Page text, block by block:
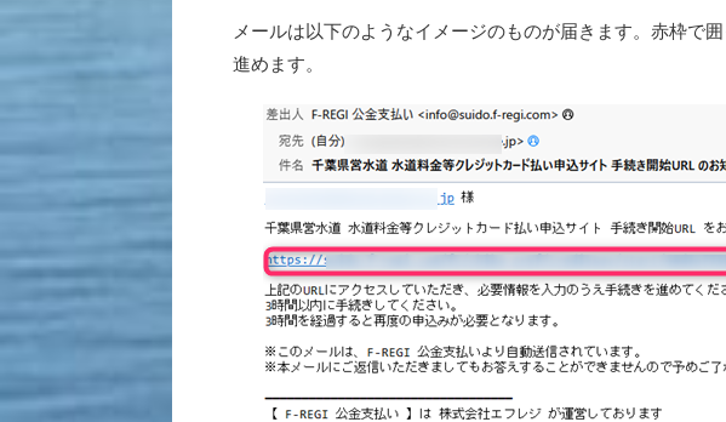
メールは以下のようなイメージのものが届きます。赤枠で
進めます。